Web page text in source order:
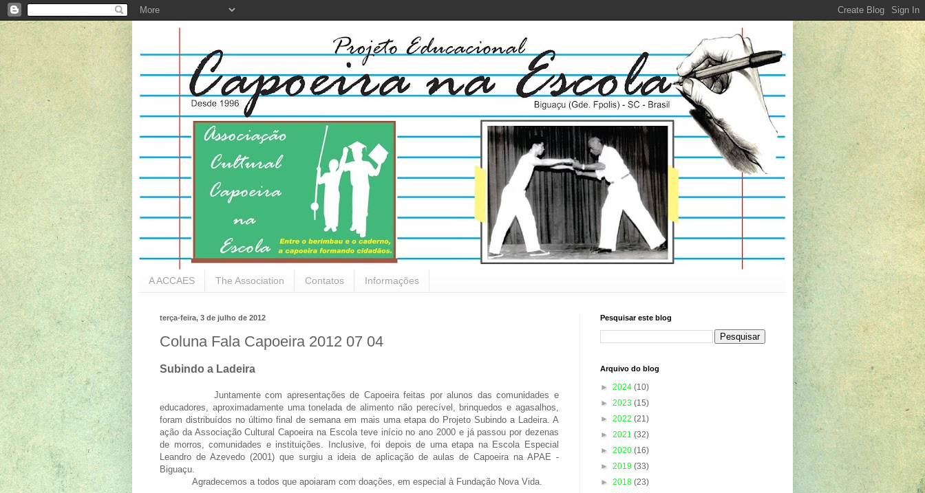
A ACCAES The Association Contatos Informações
terça-feira, 3 de julho de 2012
Coluna Fala Capoeira 2012 07 04
Subindo a Ladeira
Juntamente com apresentações de Capoeira feitas por alunos das comunidades e
educadores, aproximadamente uma tonelada de alimento não perecível, brinquedos e agasalhos,
foram distribuídos no último final de semana em mais uma etapa do Projeto Subindo a Ladeira. A
ação da Associação Cultural Capoeira na Escola teve início no ano 2000 e já passou por dezenas
de morros, comunidades e instituições. Inclusive, foi depois de uma etapa na Escola Especial
Leandro de Azevedo (2001) que surgiu a ideia de aplicação de aulas de Capoeira na APAE -
Biguaçu.
Agradecemos a todos que apoiaram com doações, em especial à Fundação Nova Vida.
Pesquisar este blog
Arquivo do blog
► 2024 (10)
► 2023 (15)
► 2022 (21)
► 2021 (32)
► 2020 (16)
► 2019 (33)
► 2018 (23)